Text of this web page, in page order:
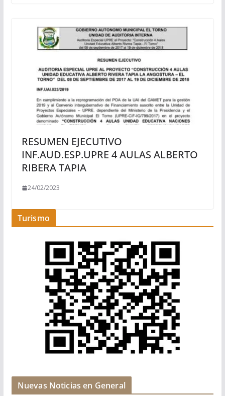
RESUMEN EJECUTIVO
INF.AUD.ESP.UPRE 4 AULAS ALBERTO
RIBERA TAPIA
24/02/2023
Turismo
Nuevas Noticias en General